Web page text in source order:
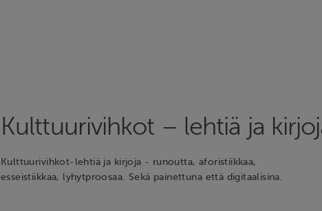
Kulttuurivihkot – lehtiä ja
Kulttuurivihkot-lehtiä ja kirjoja - runoutta, aforistiikkaa,
esseistiikkaa, lyhytproosaa. Sekä painettuna että digitaalisina.